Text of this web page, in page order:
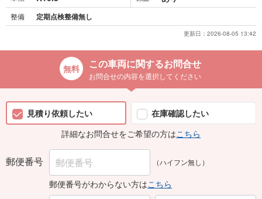
整備 定期点検整備無し
更新日： 2026-08-05 13:42
この車両に関するお問合せ
お問合せの内容を選択してください
見積り依頼したい
在庫確認したい
詳細なお問合せをご希望の方はこちら
郵便番号 （ハイフン無し）
郵便番号がわからない方はこちら